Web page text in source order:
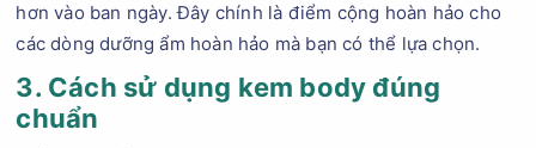
hơn vào ban ngày. Đây chính là điểm cộng hoàn hảo cho
các dòng dưỡng ẩm hoàn hảo mà bạn có thể lựa chọn.
3. Cách sử dụng kem body đúng
chuẩn